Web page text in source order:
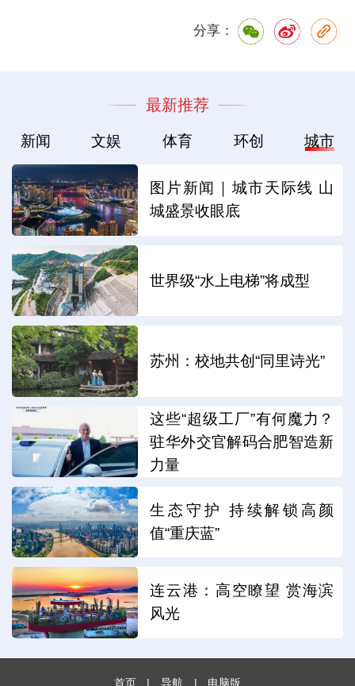
分享：
最新推荐
新闻 文娱 体育 环创 城市
图片新闻｜城市天际线 山
城盛景收眼底
世界级“水上电梯”将成型
苏州：校地共创“同里诗光”
这些“超级工厂”有何魔力？
驻华外交官解码合肥智造新
力量
生态守护 持续解锁高颜
值“重庆蓝”
连云港：高空瞭望 赏海滨
风光
首页 | 导航 | 电脑版